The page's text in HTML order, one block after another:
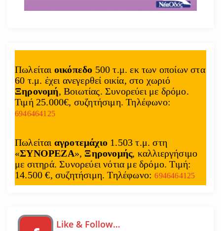
Πωλείται οικόπεδο 500 τ.μ. εκ των οποίων στα
60 τ.μ. έχει ανεγερθεί οικία, στο χωριό
Ξηρονομή, Βοιωτίας. Συνορεύει με δρόμο.
Τιμή 25.000€, συζητήσιμη. Τηλέφωνο:
6946464125
Πωλείται αγροτεμάχιο 1.503 τ.μ. στη
«ΣΥΝΟΡΕΖΑ», Ξηρονομής, καλλιεργήσιμο
με σιτηρά. Συνορεύει νότια με δρόμο. Τιμή:
14.500 €, συζητήσιμη. Τηλέφωνο:6946464125
Like & Follow…